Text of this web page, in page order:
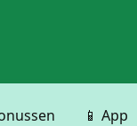
📱 App